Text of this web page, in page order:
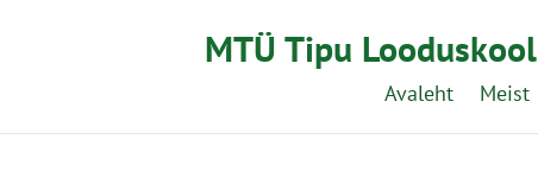
MTÜ Tipu Looduskool
Avaleht Meist